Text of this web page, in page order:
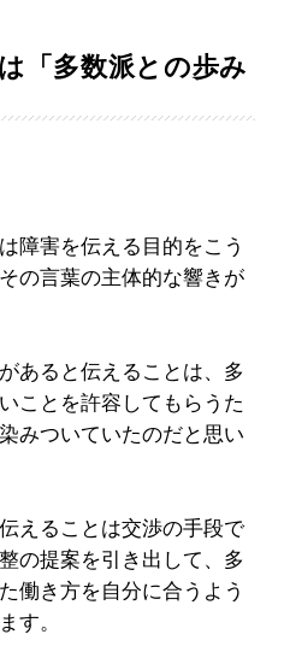
「多数派との歩み
障害を伝える目的をこう
の言葉の主体的な響きが
あると伝えることは、多
ことを許容してもらうた
みついていたのだと思い
えることは交渉の手段で
の提案を引き出して、多
働き方を自分に合うよう
す。